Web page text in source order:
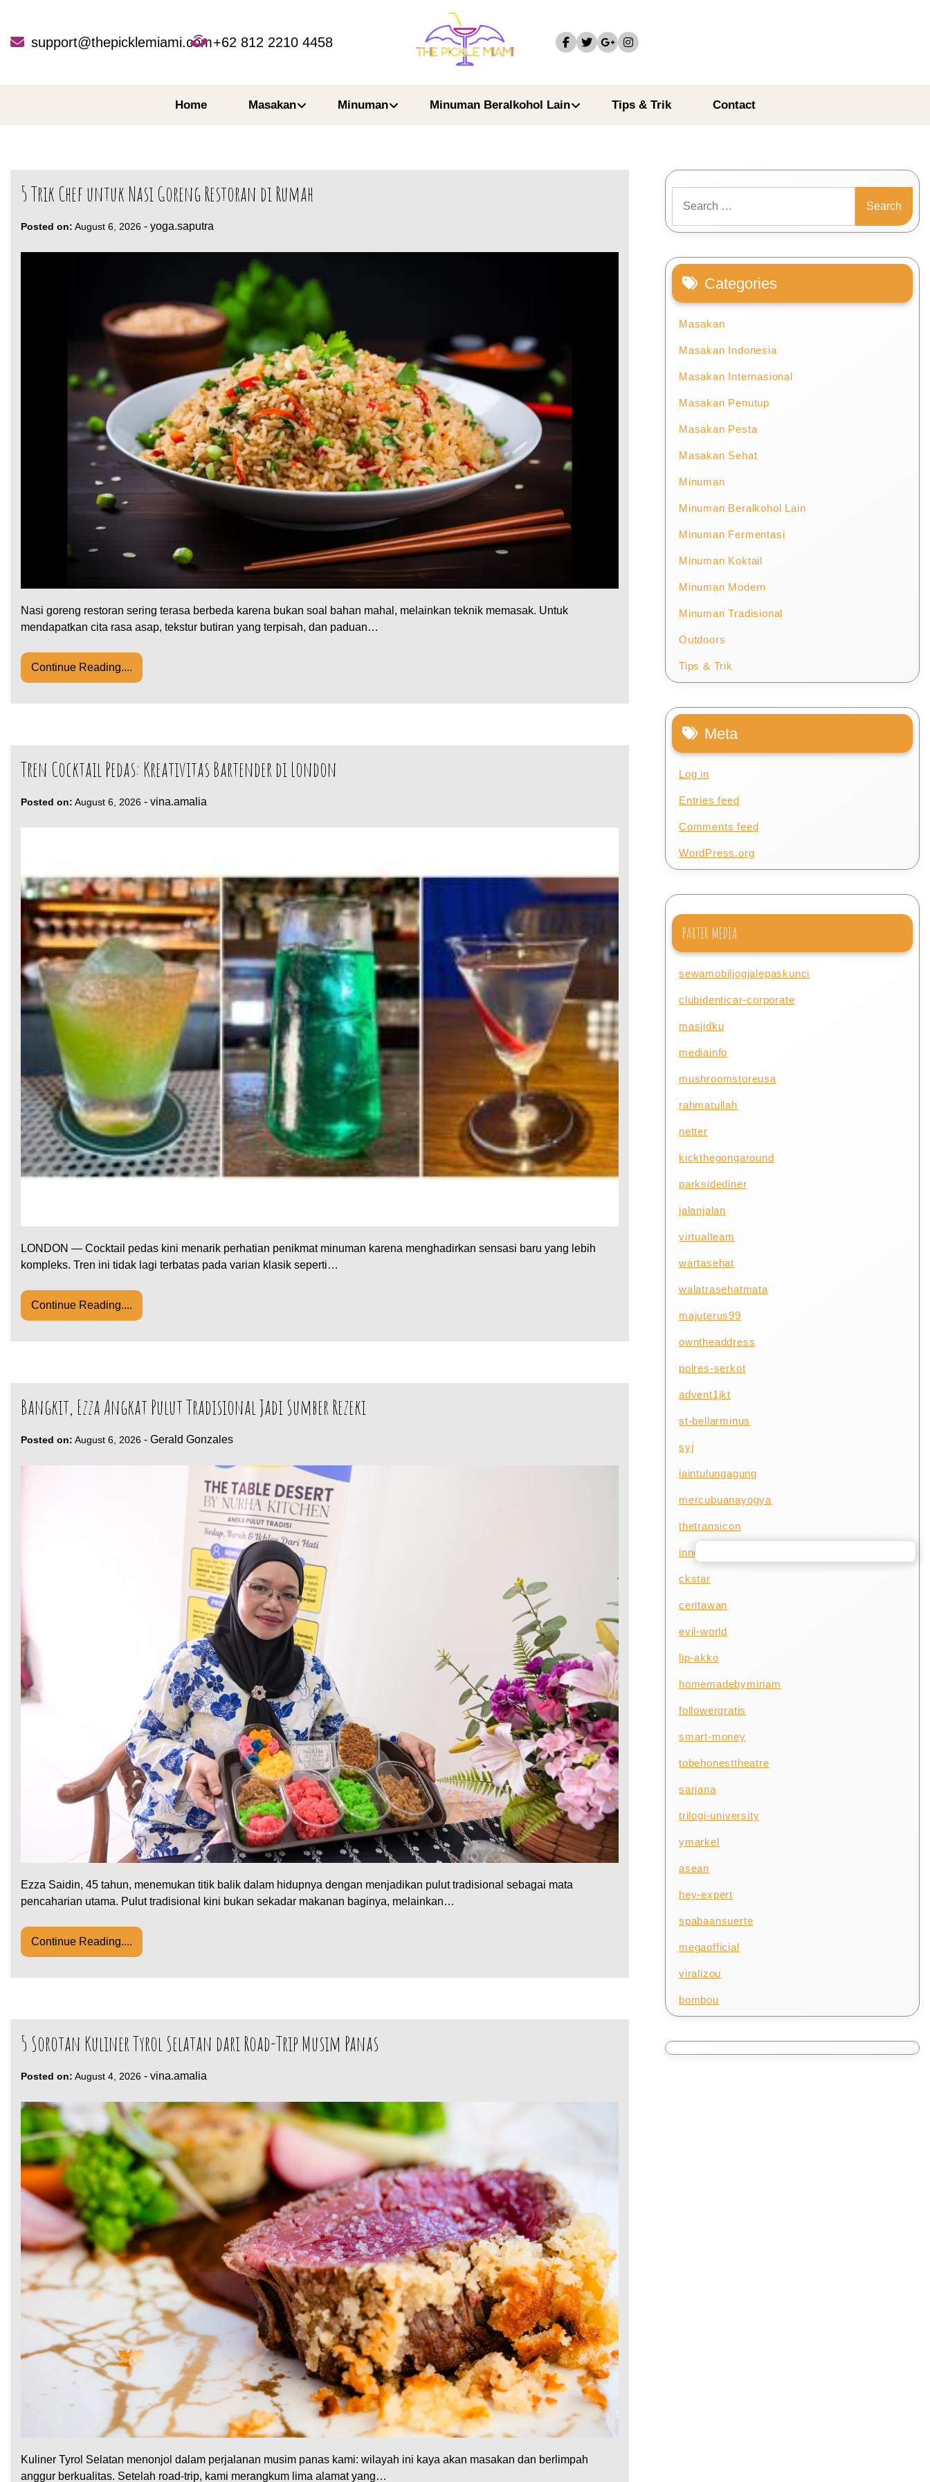
contentsupport@thepicklemiami.com+62 812 2210 4458
Home Masakan Minuman Minuman Beralkohol Lain Tips & Trik Contact
5 Trik Chef untuk Nasi Goreng Restoran di Rumah
Posted on: August 6, 2026 - yoga.saputra
Nasi goreng restoran sering terasa berbeda karena bukan soal bahan mahal, melainkan teknik memasak. Untuk
mendapatkan cita rasa asap, tekstur butiran yang terpisah, dan paduan…
Continue Reading....
Tren Cocktail Pedas: Kreativitas Bartender di London
Posted on: August 6, 2026 - vina.amalia
LONDON — Cocktail pedas kini menarik perhatian penikmat minuman karena menghadirkan sensasi baru yang lebih
kompleks. Tren ini tidak lagi terbatas pada varian klasik seperti…
Continue Reading....
Bangkit, Ezza Angkat Pulut Tradisional Jadi Sumber Rezeki
Posted on: August 6, 2026 - Gerald Gonzales
Ezza Saidin, 45 tahun, menemukan titik balik dalam hidupnya dengan menjadikan pulut tradisional sebagai mata
pencaharian utama. Pulut tradisional kini bukan sekadar makanan baginya, melainkan…
Continue Reading....
5 Sorotan Kuliner Tyrol Selatan dari Road-Trip Musim Panas
Posted on: August 4, 2026 - vina.amalia
Kuliner Tyrol Selatan menonjol dalam perjalanan musim panas kami: wilayah ini kaya akan masakan dan berlimpah
anggur berkualitas. Setelah road-trip, kami merangkum lima alamat yang…
for:
Categories
Masakan
Masakan Indonesia
Masakan Internasional
Masakan Penutup
Masakan Pesta
Masakan Sehat
Minuman
Minuman Beralkohol Lain
Minuman Fermentasi
Minuman Koktail
Minuman Modern
Minuman Tradisional
Outdoors
Tips & Trik
Meta
Log in
Entries feed
Comments feed
WordPress.org
PARTER MEDIA
sewamobiljogjalepaskunci
clubidenticar-corporate
masjidku
mediainfo
mushroomstoreusa
rahmatullah
netter
kickthegongaround
parksidediner
jalanjalan
virtualteam
wartasehat
walatrasehatmata
majuterus99
owntheaddress
polres-serkot
advent1jkt
st-bellarminus
syj
iaintulungagung
mercubuanayogya
thetransicon
innoventure
ckstar
ceritawan
evil-world
lip-akko
homemadebymiriam
followergratis
smart-money
tobehonesttheatre
sarjana
trilogi-university
ymarkel
asean
hey-expert
spabaansuerte
megaofficial
viralizou
bombou